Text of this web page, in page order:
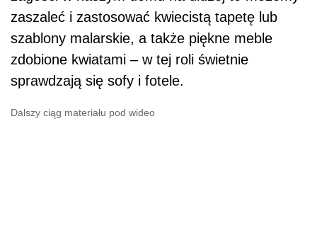
zaszaleć i zastosować kwiecistą tapetę lub
szablony malarskie, a także piękne meble
zdobione kwiatami – w tej roli świetnie
sprawdzają się sofy i fotele.
Dalszy ciąg materiału pod wideo